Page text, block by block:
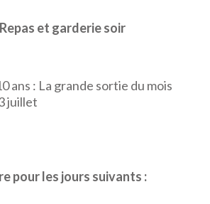
et garderie soir
ans : La grande sortie du mois
juillet
pour les jours suivants :